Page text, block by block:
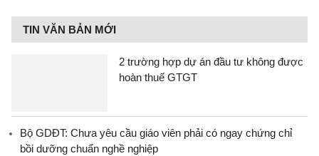
TIN VĂN BẢN MỚI
2 trường hợp dự án đầu tư không được
hoàn thuế GTGT
Bộ GDĐT: Chưa yêu cầu giáo viên phải có ngay chứng chỉ
bồi dưỡng chuẩn nghề nghiệp